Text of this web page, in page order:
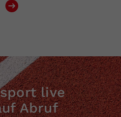
live
Abruf